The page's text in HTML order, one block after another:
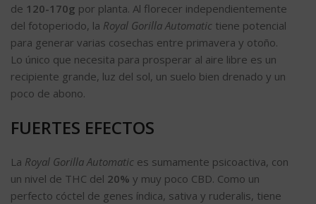
de 120-170g por planta. Al florecer independientemente
del fotoperiodo, la Royal Gorilla Automatic tiene potencial
para generar varias cosechas entre primavera y otoño.
Lo único que necesita para prosperar al aire libre es un
recipiente grande, luz del sol, un suelo bien drenado y un
poco de abono.
FUERTES EFECTOS
La Royal Gorilla Automatic es sumamente psicoactiva, con
un nivel de THC del 20% y muy poco CBD. Como un
perfecto cóctel de genes índica, sativa y ruderalis, tiene